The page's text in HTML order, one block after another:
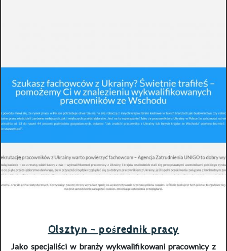
Olsztyn - pośrednik pracy
Jako specjaliści w branży wykwalifikowani pracownicy z